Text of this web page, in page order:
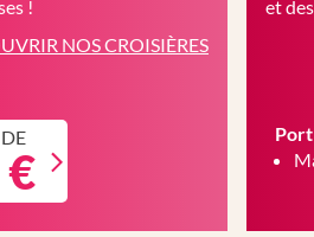
!
NOS CROISIÈRES
et